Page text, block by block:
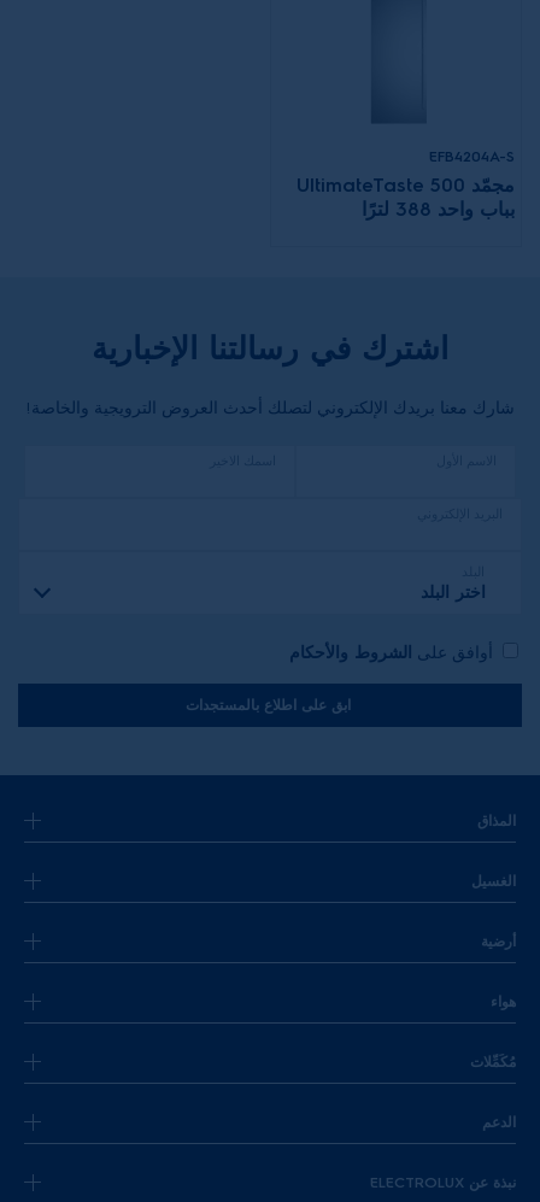
EFB4204A-S
مجمّد UltimateTaste 500
بباب واحد 388 لترًا
اشترك في رسالتنا الإخبارية
شارك معنا بريدك الإلكتروني لتصلك أحدث العروض الترويجية والخاصة!
اختر البلد
أوافق على الشروط والأحكام
ابق على اطلاع بالمستجدات
المذاق
الغسيل
أرضية
هواء
مُكَمِّلات
الدعم
نبذة عن ELECTROLUX